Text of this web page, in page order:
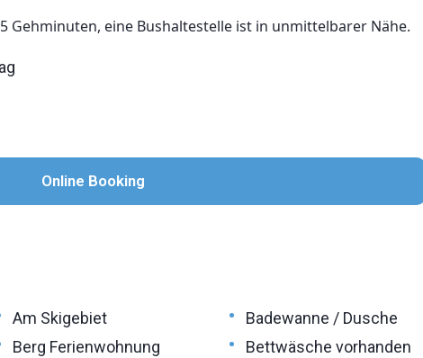
Gehminuten, eine Bushaltestelle ist in unmittelbarer Nähe.
Online Booking
Am Skigebiet • Badewanne / Dusche
Berg Ferienwohnung • Bettwäsche vorhanden